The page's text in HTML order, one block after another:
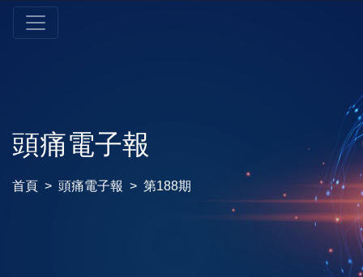
頭痛電子報
首頁 頭痛電子報 第188期